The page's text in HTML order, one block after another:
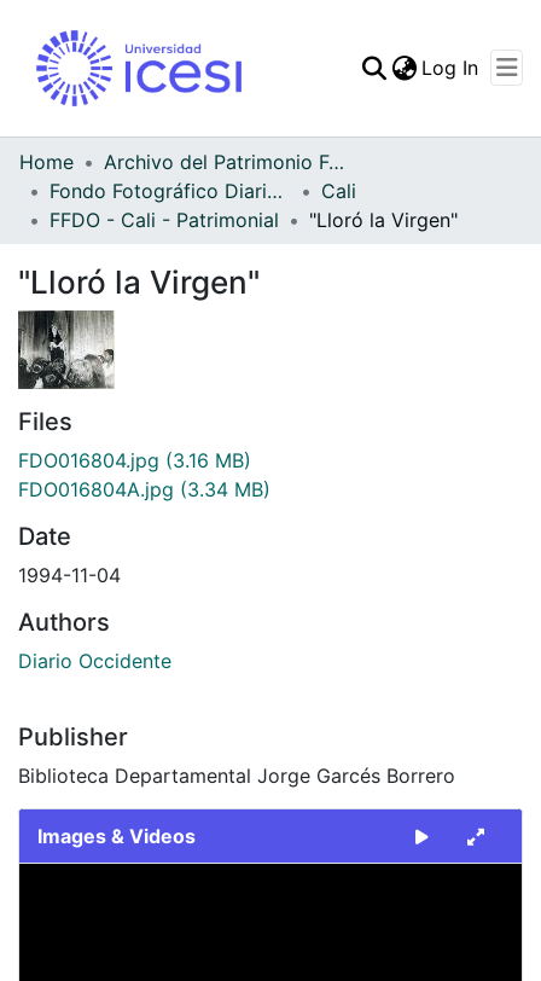
Statistics
Log In
Home
Archivo del Patrimonio Fotográfico y Fílmico del Valle del Cauca
Fondo Fotográfico Diario Occidente
Cali
FFDO - Cali - Patrimonial
"Lloró la Virgen"
"Lloró la Virgen"
Files
FDO016804.jpg (3.16 MB)
FDO016804A.jpg (3.34 MB)
Date
1994-11-04
Authors
Diario Occidente
Publisher
Biblioteca Departamental Jorge Garcés Borrero
Images & Videos